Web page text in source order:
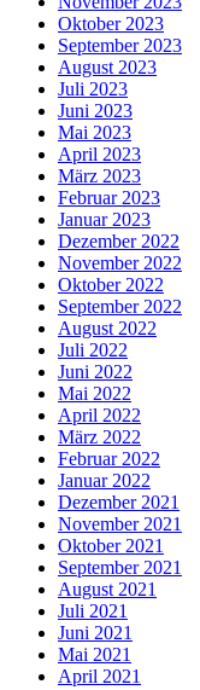
Oktober 2023
September 2023
August 2023
Juli 2023
Juni 2023
Mai 2023
April 2023
März 2023
Februar 2023
Januar 2023
Dezember 2022
November 2022
Oktober 2022
September 2022
August 2022
Juli 2022
Juni 2022
Mai 2022
April 2022
März 2022
Februar 2022
Januar 2022
Dezember 2021
November 2021
Oktober 2021
September 2021
August 2021
Juli 2021
Juni 2021
Mai 2021
April 2021